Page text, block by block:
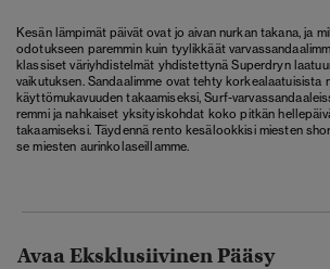
Kesän lämpimät päivät ovat jo aivan nurkan takana, ja
odotukseen paremmin kuin tyylikkäät
klassiset väriyhdistelmät yhdistettynä Superdryn
vaikutuksen. Sandaalimme ovat tehty korkealaatuisista
käyttömukavuuden takaamiseksi, Surf-
remmi ja nahkaiset yksityiskohdat koko pitkän
takaamiseksi. Täydennä rento kesälookkisi miesten
se miesten aurinkolaseillamme.
Avaa Eksklusiivinen Pääsy